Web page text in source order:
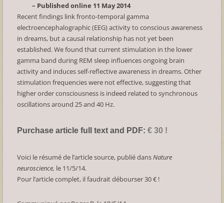
– Published online 11 May 2014
Recent findings link fronto-temporal gamma
electroencephalographic (EEG) activity to conscious awareness
in dreams, but a causal relationship has not yet been
established. We found that current stimulation in the lower
gamma band during REM sleep influences ongoing brain
activity and induces self-reflective awareness in dreams. Other
stimulation frequencies were not effective, suggesting that
higher order consciousness is indeed related to synchronous
oscillations around 25 and 40 Hz.
Purchase article full text and PDF: € 30 !
Voici le résumé de l’article source, publié dansNature
neuroscience, le 11/5/14.
Pour l’article complet, il faudrait débourser 30 € !